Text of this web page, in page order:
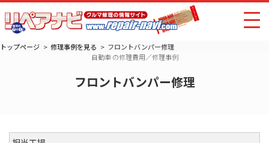
トップページ 修理事例を見る
フロントバンパー修理
自動車 の修理費用／修理事例
フロントバンパー修理